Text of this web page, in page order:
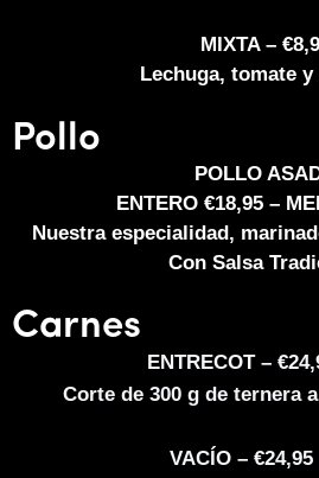
MIXTA –
Lechuga, tomate
Pollo
POLLO
ENTERO €18,95 –
Nuestra especialidad,
Con Salsa
Carnes
ENTRECOT –
Corte de 300 g de ternera
VACÍO – €24,95